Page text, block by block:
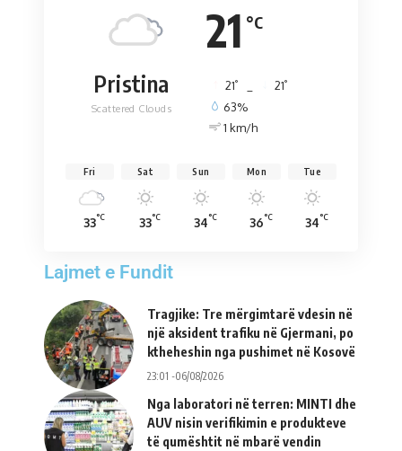
21 °C
Pristina
Scattered Clouds
21° 21°
63%
1 km/h
Fri
33°C
Sat
33°C
Sun
34°C
Mon
36°C
Tue
34°C
Lajmet e Fundit
Tragjike: Tre mërgimtarë vdesin në
një aksident trafiku në Gjermani, po
ktheheshin nga pushimet në Kosovë
23:01 -06/08/2026
Nga laboratori në terren: MINTI dhe
AUV nisin verifikimin e produkteve
të qumështit në mbarë vendin